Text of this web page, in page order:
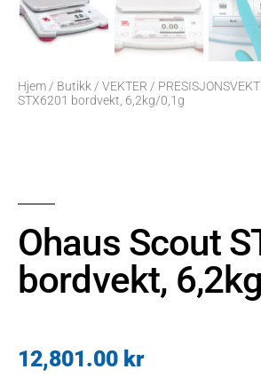
Hjem / Butikk / VEKTER /
STX6201 bordvekt, 6,2kg/0,1g
Ohaus Scout
bordvekt,
12,801.00 kr